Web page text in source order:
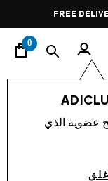
FREE
0
عضوية الذي
أغلق